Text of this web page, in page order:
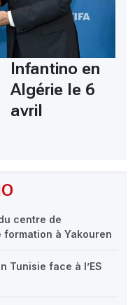
centre de
formation à Yakouren
Tunisie face à l’ES
Infantino en
Algérie le 6
avril